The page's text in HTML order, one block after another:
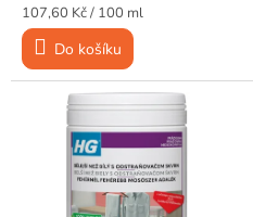
Měrná
cena:
107,60 Kč / 100 ml
Do košíku